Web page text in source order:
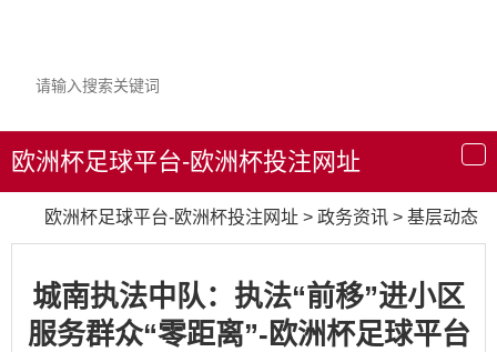
导
航
欧洲杯足球平台-欧洲杯投注网址
欧洲杯足球平台-欧洲杯投注网址 > 政务资讯 > 基层动态
城南执法中队：执法“前移”进小区
服务群众“零距离”-欧洲杯足球平台